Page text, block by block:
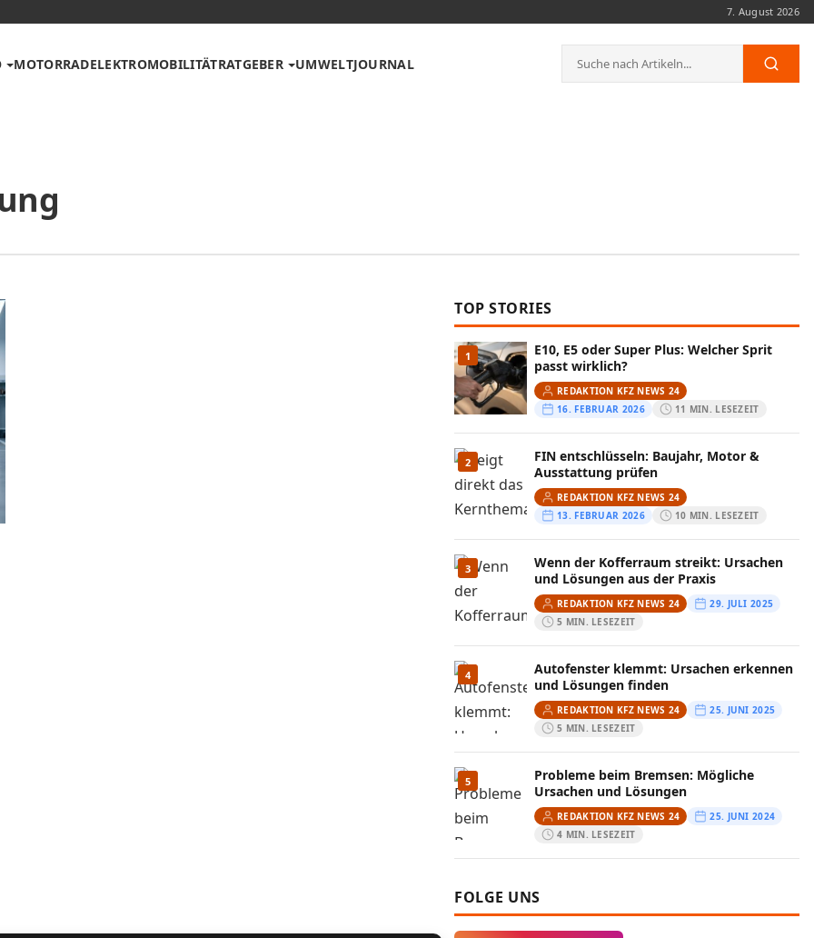
7. August 2026
MOTORRADELEKTROMOBILITÄTRATGEBER UMWELTJOURNAL
Suche
nach:
TOP STORIES
1
E10, E5 oder Super Plus: Welcher Sprit
passt wirklich?
REDAKTION KFZ NEWS 24
16. FEBRUAR 2026
11 MIN. LESEZEIT
2
FIN entschlüsseln: Baujahr, Motor &
Ausstattung prüfen
REDAKTION KFZ NEWS 24
13. FEBRUAR 2026
10 MIN. LESEZEIT
3
Wenn der Kofferraum streikt: Ursachen
und Lösungen aus der Praxis
REDAKTION KFZ NEWS 24
29. JULI 2025
5 MIN. LESEZEIT
4
Autofenster klemmt: Ursachen erkennen
und Lösungen finden
REDAKTION KFZ NEWS 24
25. JUNI 2025
5 MIN. LESEZEIT
5
Probleme beim Bremsen: Mögliche
Ursachen und Lösungen
REDAKTION KFZ NEWS 24
25. JUNI 2024
4 MIN. LESEZEIT
FOLGE UNS